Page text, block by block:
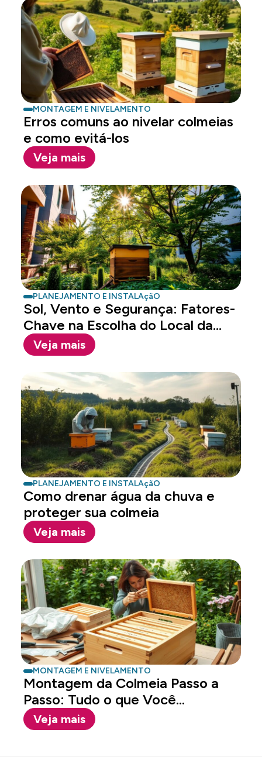
MONTAGEM E NIVELAMENTO
Erros comuns ao nivelar colmeias
e como evitá-los
Veja mais
PLANEJAMENTO E INSTALAçãO
Sol, Vento e Segurança: Fatores-
Chave na Escolha do Local da...
Veja mais
PLANEJAMENTO E INSTALAçãO
Como drenar água da chuva e
proteger sua colmeia
Veja mais
MONTAGEM E NIVELAMENTO
Montagem da Colmeia Passo a
Passo: Tudo o que Você...
Veja mais